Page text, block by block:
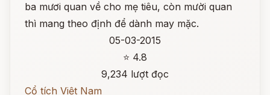
ba mươi quan về cho mẹ tiêu, còn mười quan
thì mang theo định để dành may mặc.
05-03-2015
⭐ 4.8
9,234 lượt đọc
Cổ tích Việt Nam